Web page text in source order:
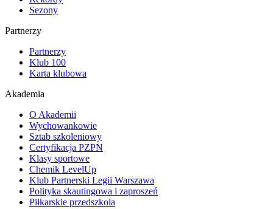
Sezony
Partnerzy
Partnerzy
Klub 100
Karta klubowa
Akademia
O Akademii
Wychowankowie
Sztab szkoleniowy
Certyfikacja PZPN
Klasy sportowe
Chemik LevelUp
Klub Partnerski Legii Warszawa
Polityka skautingowa i zaproszeń
Piłkarskie przedszkola